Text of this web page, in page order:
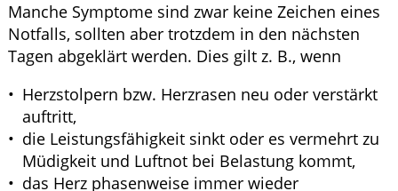
Manche Symptome sind zwar keine Zeichen eines
Notfalls, sollten aber trotzdem in den nächsten
Tagen abgeklärt werden. Dies gilt z. B., wenn
Herzstolpern bzw. Herzrasen neu oder verstärkt
auftritt,
die Leistungsfähigkeit sinkt oder es vermehrt zu
Müdigkeit und Luftnot bei Belastung kommt,
das Herz phasenweise immer wieder